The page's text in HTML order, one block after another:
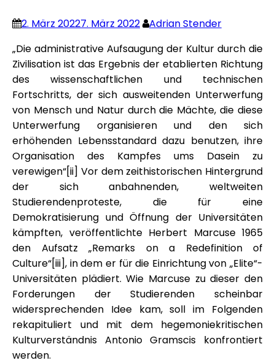
2. März 20227. März 2022
Adrian Stender
„Die administrative Aufsaugung der Kultur durch die
Zivilisation ist das Ergebnis der etablierten Richtung
des wissenschaftlichen und technischen
Fortschritts, der sich ausweitenden Unterwerfung
von Mensch und Natur durch die Mächte, die diese
Unterwerfung organisieren und den sich
erhöhenden Lebensstandard dazu benutzen, ihre
Organisation des Kampfes ums Dasein zu
verewigen“[ii] Vor dem zeithistorischen Hintergrund
der sich anbahnenden, weltweiten
Studierendenproteste, die für eine
Demokratisierung und Öffnung der Universitäten
kämpften, veröffentlichte Herbert Marcuse 1965
den Aufsatz „Remarks on a Redefinition of
Culture“[iii], in dem er für die Einrichtung von „Elite“-
Universitäten plädiert. Wie Marcuse zu dieser den
Forderungen der Studierenden scheinbar
widersprechenden Idee kam, soll im Folgenden
rekapituliert und mit dem hegemoniekritischen
Kulturverständnis Antonio Gramscis konfrontiert
werden.